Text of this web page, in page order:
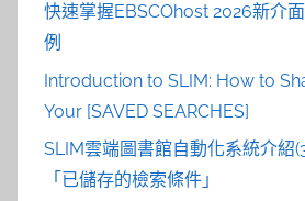
快速掌握EBSCOhost 2026新介
例
Introduction to SLIM: How to
Your [SAVED SEARCHES]
SLIM雲端圖書館自動化系統介紹
「已儲存的檢索條件」